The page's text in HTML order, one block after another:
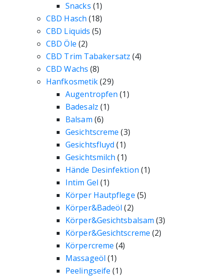
Snacks (1)
CBD Hasch (18)
CBD Liquids (5)
CBD Öle (2)
CBD Trim Tabakersatz (4)
CBD Wachs (8)
Hanfkosmetik(29)
Augentropfen (1)
Badesalz (1)
Balsam (6)
Gesichtscreme (3)
Gesichtsfluyd (1)
Gesichtsmilch (1)
Hände Desinfektion (1)
Intim Gel (1)
Körper Hautpflege (5)
Körper&Badeöl (2)
Körper&Gesichtsbalsam (3)
Körper&Gesichtscreme (2)
Körpercreme (4)
Massageöl (1)
Peelingseife (1)